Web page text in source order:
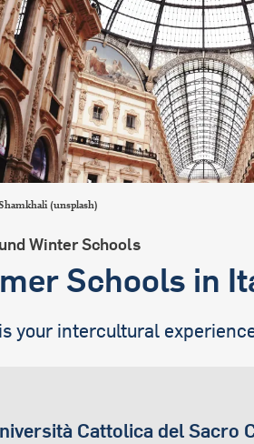
(unsplash)
Winter Schools
Schools in
your intercultural
Cattolica del Sacro